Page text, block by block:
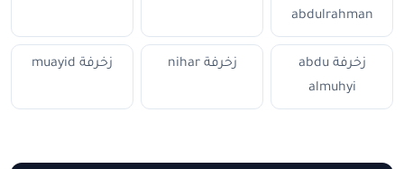
abdulrahman
زخرفة abdu
almuhyi
زخرفة nihar زخرفة muayid